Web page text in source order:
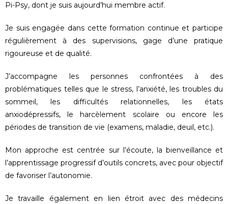
Pi-Psy, dont je suis aujourd’hui membre actif.
Je suis engagée dans cette formation continue et participe
régulièrement à des supervisions, gage d’une pratique
rigoureuse et de qualité.
J’accompagne les personnes confrontées à des
problématiques telles que le stress, l’anxiété, les troubles du
sommeil, les difficultés relationnelles, les états
anxiodépressifs, le harcèlement scolaire ou encore les
périodes de transition de vie (examens, maladie, deuil, etc.).
Mon approche est centrée sur l’écoute, la bienveillance et
l’apprentissage progressif d’outils concrets, avec pour objectif
de favoriser l’autonomie.
Je travaille également en lien étroit avec des médecins